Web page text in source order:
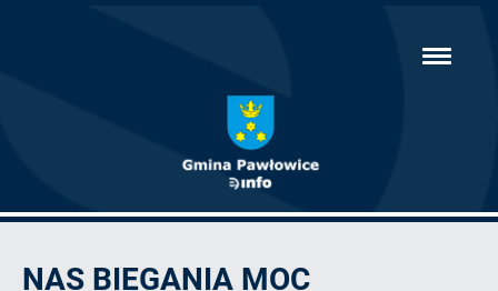
NAS BIEGANIA MOC